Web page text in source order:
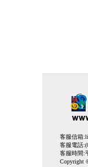
客服信箱:
客服電話
客服時間:
Copyright